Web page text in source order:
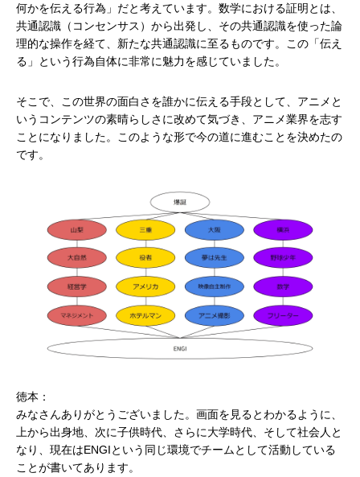
何かを伝える行為」だと考えています。数学における証明とは、
共通認識（コンセンサス）から出発し、その共通認識を使った論
理的な操作を経て、新たな共通認識に至るものです。この「伝え
る」という行為自体に非常に魅力を感じていました。
そこで、この世界の面白さを誰かに伝える手段として、アニメと
いうコンテンツの素晴らしさに改めて気づき、アニメ業界を志す
ことになりました。このような形で今の道に進むことを決めたの
です。
徳本：
みなさんありがとうございました。画面を見るとわかるように、
上から出身地、次に子供時代、さらに大学時代、そして社会人と
なり、現在はENGIという同じ環境でチームとして活動している
ことが書いてあります。